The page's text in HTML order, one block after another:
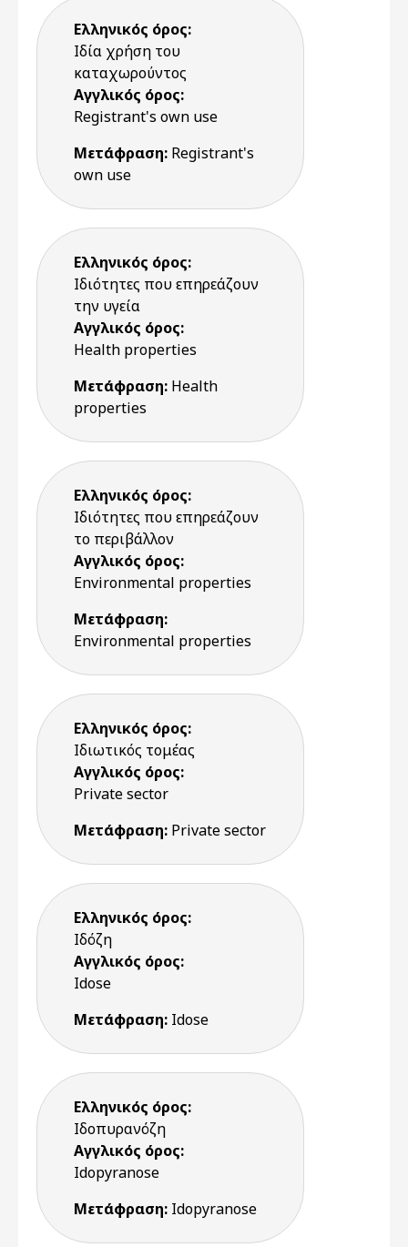
Ελληνικός όρος:
Ιδία χρήση του
καταχωρούντος
Αγγλικός όρος:
Registrant's own use
Μετάφραση: Registrant's
own use
Ελληνικός όρος:
Ιδιότητες που επηρεάζουν
την υγεία
Αγγλικός όρος:
Health properties
Μετάφραση: Health
properties
Ελληνικός όρος:
Ιδιότητες που επηρεάζουν
το περιβάλλον
Αγγλικός όρος:
Environmental properties
Μετάφραση:
Environmental properties
Ελληνικός όρος:
Ιδιωτικός τομέας
Αγγλικός όρος:
Private sector
Μετάφραση: Private sector
Ελληνικός όρος:
Ιδόζη
Αγγλικός όρος:
Idose
Μετάφραση: Idose
Ελληνικός όρος:
Ιδοπυρανόζη
Αγγλικός όρος:
Idopyranose
Μετάφραση: Idopyranose